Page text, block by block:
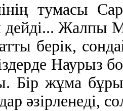
тумасы
Жалпы
берік,
Наурыз
Бір жұма
әзірленеді,